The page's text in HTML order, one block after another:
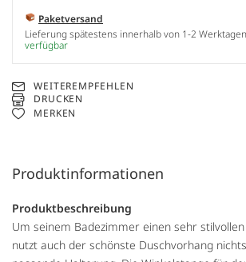
Paketversand
Lieferung spätestens innerhalb von 1-2 Werktagen
verfügbar
WEITEREMPFEHLEN
DRUCKEN
MERKEN
Produktinformationen
Produktbeschreibung
Um seinem Badezimmer einen sehr stilvollen
nutzt auch der schönste Duschvorhang